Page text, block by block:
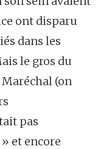
ont disparu
dans les
le gros du
(on
pas
et encore